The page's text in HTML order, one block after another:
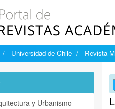
Universidad de Chile Revista
y Urbanismo